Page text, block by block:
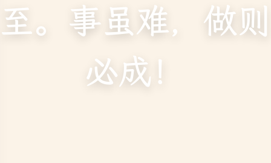
至。事虽难，做则
必成！